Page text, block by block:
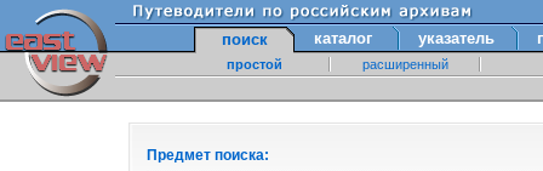
поиск каталог указатель
простой расширенный
Предмет поиска: